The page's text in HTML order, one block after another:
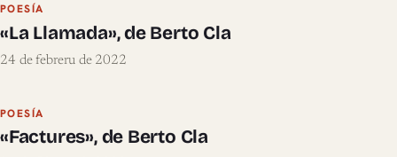
POESÍA
«La Llamada», de Berto Cla
24 de febreru de 2022
POESÍA
«Factures», de Berto Cla